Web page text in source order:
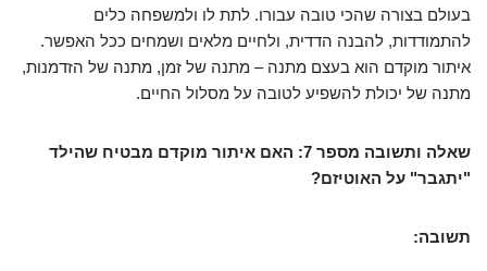
בעולם בצורה שהכי טובה עבורו. לתת לו ולמשפחה כלים
להתמודדות, להבנה הדדית, ולחיים מלאים ושמחים ככל האפשר.
איתור מוקדם הוא בעצם מתנה – מתנה של זמן, מתנה של הזדמנות,
מתנה של יכולת להשפיע לטובה על מסלול החיים.
שאלה ותשובה מספר 7: האם איתור מוקדם מבטיח שהילד
"יתגבר" על האוטיזם?
תשובה: